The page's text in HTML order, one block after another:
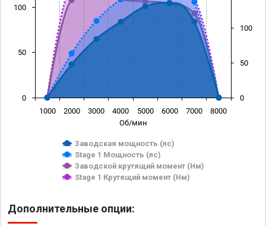
Об/мин
Заводская мощность (лс)
Stage 1 Мощность (лс)
Заводской крутящий момент (Нм)
Stage 1 Крутящий момент (Нм)
1000 2000 3000 4000 5000 6000 7000 8000
0
50
100
0
50
100
Дополнительные опции: